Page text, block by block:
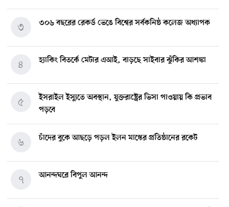
৩০৬ বছরের রেকর্ড ভেঙে বিশ্বের সর্বকনিষ্ঠ কলেজ অধ্যাপক
৩
হ্যাকিং বিতর্কে মেটার এআই, বাড়ছে সাইবার ঝুঁকির আশঙ্কা
৪
ইসরাইল ইস্যুতে অবস্থান, যুক্তরাষ্ট্রের ভিসা পাওয়ায় কি প্রভাব
পড়বে
৫
চাঁদের বুকে আছড়ে পড়ল ইলন মাস্কের প্রতিষ্ঠানের রকেট
৬
আনন্দঘরে বিপুল আনন্দ
৭